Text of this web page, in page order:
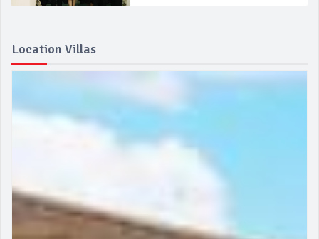
Location Villas